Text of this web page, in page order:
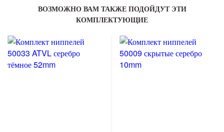
ВОЗМОЖНО ВАМ ТАКЖЕ ПОДОЙДУТ ЭТИ
КОМПЛЕКТУЮЩИЕ